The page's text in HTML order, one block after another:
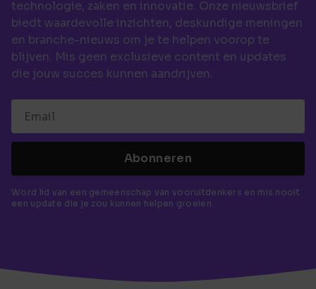
technologie, zaken en innovatie. Onze nieuwsbrief
biedt waardevolle inzichten, deskundige meningen
en branche-nieuws om je te helpen voorop te
blijven. Mis geen exclusieve content en updates
die jouw succes kunnen aandrijven.
Abonneren
Word lid van een gemeenschap van vooruitdenkers en mis nooit
een update die je zou kunnen helpen groeien.